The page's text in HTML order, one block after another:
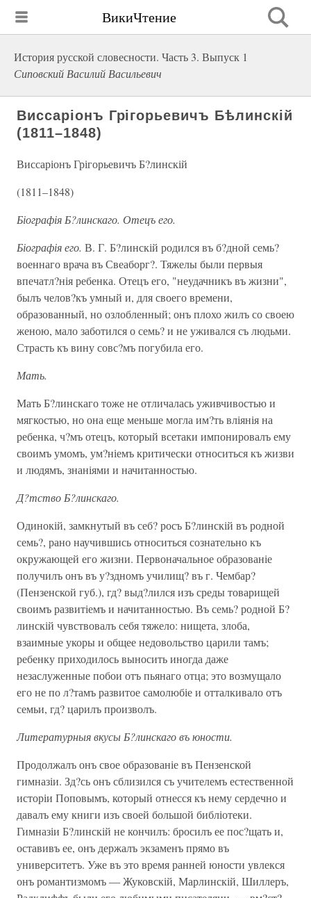
ВикиЧтение
История русской словесности. Часть 3. Выпуск 1
Сиповский Василий Васильевич
Виссаріонъ Грігорьевичъ Бѣлинскій
(1811–1848)
Виссаріонъ Грігорьевичъ Б?линскій
(1811–1848)
Біографія Б?линскаго. Отецъ его.
Біографія его. В. Г. Б?линскій родился въ б?дной семь?
военнаго врача въ Свеаборг?. Тяжелы были первыя
впечатл?нія ребенка. Отецъ его, "неудачникъ въ жизни",
былъ челов?къ умный и, для своего времени,
образованный, но озлобленный; онъ плохо жилъ со своею
женою, мало заботился о семь? и не уживался съ людьми.
Страсть къ вину совс?мъ погубила его.
Мать.
Мать Б?линскаго тоже не отличалась уживчивостью и
мягкостью, но она еще меньше могла им?ть вліянія на
ребенка, ч?мъ отецъ, который всетаки импонировалъ ему
своимъ умомъ, ум?ніемъ критически относиться къ жизви
и людямъ, знаніями и начитанностью.
Д?тство Б?линскаго.
Одинокій, замкнутый въ себ? росъ Б?линскій въ родной
семь?, рано научившись относиться сознательно къ
окружающей его жизни. Первоначальное образованіе
получилъ онъ въ у?здномъ училищ? въ г. Чембар?
(Пензенской губ.), гд? выд?лился изъ среды товарищей
своимъ развитіемъ и начитанностью. Въ семь? родной Б?
линскій чувствовалъ себя тяжело: нищета, злоба,
взаимные укоры и общее недовольство царили тамъ;
ребенку приходилось выносить иногда даже
незаслуженные побои отъ пьянаго отца; это возмущало
его не по л?тамъ развитое самолюбіе и отталкивало отъ
семьи, гд? царилъ произволъ.
Литературныя вкусы Б?линскаго въ юности.
Продолжалъ онъ свое образованіе въ Пензенской
гимназіи. Зд?сь онъ сблизился съ учителемъ естественной
исторіи Поповымъ, который отнесся къ нему сердечно и
давалъ ему книги изъ своей большой библіотеки.
Гимназіи Б?линскій не кончилъ: бросилъ ее пос?щать и,
оставивъ ее, онъ держалъ экзаменъ прямо въ
университетъ. Уже въ это время ранней юности увлекся
онъ романтизмомъ — Жуковскій, Марлинскій, Шиллеръ,